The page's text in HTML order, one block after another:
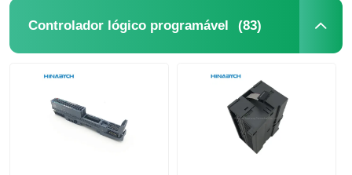
Controlador PLC
Motor da articulação do robô
Controlador lógico programável (83)